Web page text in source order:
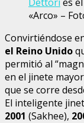
«Arco» –
Convirtiéndose
el Reino Unido
permitió al
en el jinete
que se corre
El inteligente
2001 (Sakhee),